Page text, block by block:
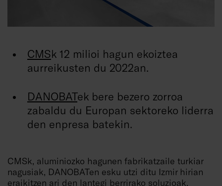
CMSk 12 milioi hagun ekoiztea
aurreikusten du 2022an.
DANOBATek bere bezero zorroa
zabaldu du Europan sektoreko liderra
den enpresa batekin.
CMSk, aluminiozko hagunen fabrikatzaile turkiar
nagusiak, DANOBATen esku utzi ditu Izmir hirian
eraikitzen ari den lantegi berrirako soluzioak.